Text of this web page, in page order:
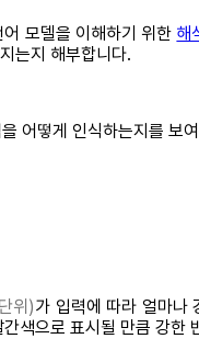
모델을 이해하기 위한 해
는지 해부합니다.
어떻게 인식하는지를 보
위)가 입력에 따라 얼마나
색으로 표시될 만큼 강한